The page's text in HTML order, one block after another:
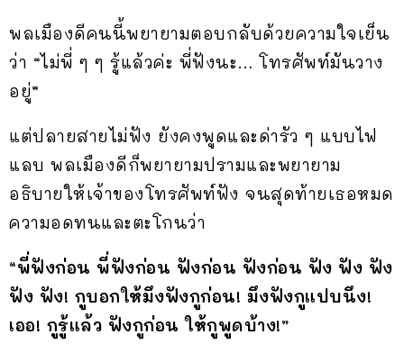
พลเมืองดีคนนี้พยายามตอบกลับด้วยความใจเย็น
ว่า “ไม่พี่ ๆ ๆ รู้แล้วค่ะ พี่ฟังนะ… โทรศัพท์มันวาง
อยู่”
แต่ปลายสายไม่ฟัง ยังคงพูดและด่ารัว ๆ แบบไฟ
แลบ พลเมืองดีก็พยายามปรามและพยายาม
อธิบายให้เจ้าของโทรศัพท์ฟัง จนสุดท้ายเธอหมด
ความอดทนและตะโกนว่า
“พี่ฟังก่อน พี่ฟังก่อน ฟังก่อน ฟังก่อน ฟัง ฟัง ฟัง
ฟัง ฟัง! กูบอกให้มึงฟังกูก่อน! มึงฟังกูแปบนึง!
เออ! กูรู้แล้ว ฟังกูก่อน ให้กูพูดบ้าง!”